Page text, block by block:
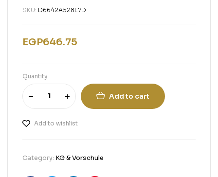
SKU: D6642A528E7D
EGP646.75
Quantity
Add to cart
Add to wishlist
Category: KG & Vorschule